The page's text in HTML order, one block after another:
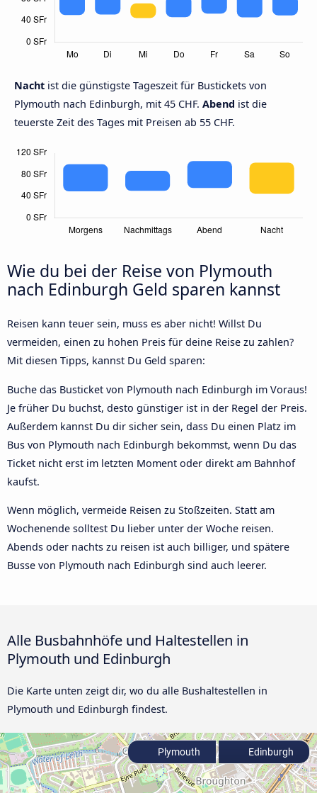
Nacht ist die günstigste Tageszeit für Bustickets von
Plymouth nach Edinburgh, mit 45 CHF. Abend ist die
teuerste Zeit des Tages mit Preisen ab 55 CHF.
Wie du bei der Reise von Plymouth
nach Edinburgh Geld sparen kannst
Reisen kann teuer sein, muss es aber nicht! Willst Du
vermeiden, einen zu hohen Preis für deine Reise zu zahlen?
Mit diesen Tipps, kannst Du Geld sparen:
Buche das Busticket von Plymouth nach Edinburgh im Voraus!
Je früher Du buchst, desto günstiger ist in der Regel der Preis.
Außerdem kannst Du dir sicher sein, dass Du einen Platz im
Bus von Plymouth nach Edinburgh bekommst, wenn Du das
Ticket nicht erst im letzten Moment oder direkt am Bahnhof
kaufst.
Wenn möglich, vermeide Reisen zu Stoßzeiten. Statt am
Wochenende solltest Du lieber unter der Woche reisen.
Abends oder nachts zu reisen ist auch billiger, und spätere
Busse von Plymouth nach Edinburgh sind auch leerer.
Alle Busbahnhöfe und Haltestellen in
Plymouth und Edinburgh
Die Karte unten zeigt dir, wo du alle Bushaltestellen in
Plymouth und Edinburgh findest.
Plymouth Edinburgh